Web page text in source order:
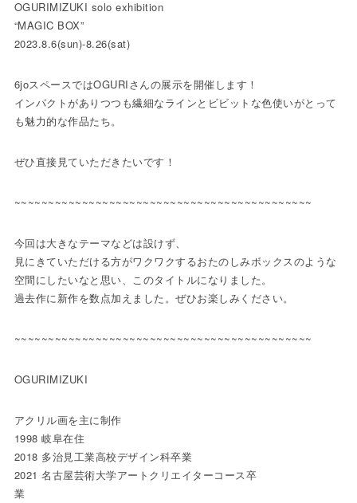
OGURIMIZUKI solo exhibition
“MAGIC BOX”
2023.8.6(sun)-8.26(sat)
6joスペースではOGURIさんの展示を開催します！
インパクトがありつつも繊細なラインとビビットな色使いがとって
も魅力的な作品たち。
ぜひ直接見ていただきたいです！
~~~~~~~~~~~~~~~~~~~~~~~~~~~~~~~~~~~~~~~~~~~~
今回は大きなテーマなどは設けず、
見にきていただける方がワクワクするおたのしみボックスのような
空間にしたいなと思い、このタイトルになりました。
過去作に新作を数点加えました。ぜひお楽しみください。
~~~~~~~~~~~~~~~~~~~~~~~~~~~~~~~~~~~~~~~~~~~~
OGURIMIZUKI
アクリル画を主に制作
1998 岐阜在住
2018 多治見工業高校デザイン科卒業
2021 名古屋芸術大学アートクリエイターコース卒
業